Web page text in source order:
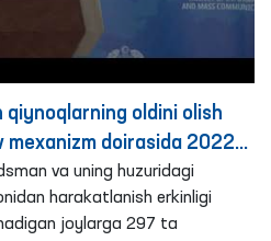
qiynoqlarning oldini olish
mexanizm doirasida 2022
monitoring
va uning huzuridagi
harakatlanish erkinligi
joylarga 297 ta